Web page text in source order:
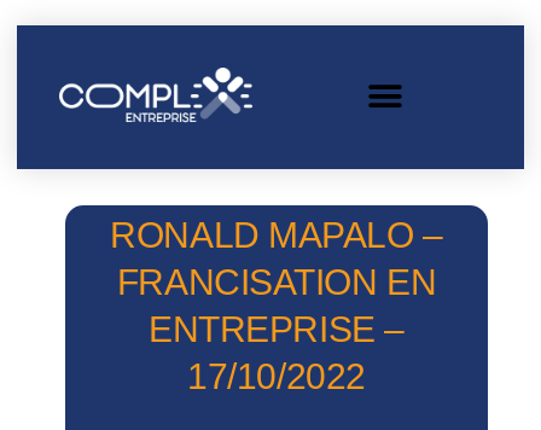
RONALD MAPALO –
FRANCISATION EN
ENTREPRISE –
17/10/2022